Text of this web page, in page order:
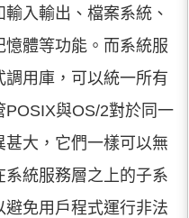
入輸出、檔案系統、
體等功能。而系統服
用庫，可以統一所有
與OS/2對於同一
大，它們一樣可以無
統服務層之上的子系
免用戶程式運行非法